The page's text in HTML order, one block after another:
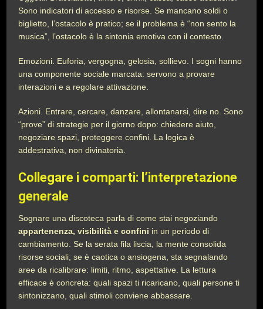
Sono indicatori di accesso e risorse. Se mancano soldi o
biglietto, l’ostacolo è pratico; se il problema è “non sento la
musica”, l’ostacolo è la sintonia emotiva con il contesto.
Emozioni. Euforia, vergogna, gelosia, sollievo. I sogni hanno
una componente sociale marcata: servono a provare
interazioni e a regolare attivazione.
Azioni. Entrare, cercare, danzare, allontanarsi, dire no. Sono
“prove” di strategie per il giorno dopo: chiedere aiuto,
negoziare spazi, proteggere confini. La logica è
addestrativa, non divinatoria.
Collegare i comparti: l’interpretazione
generale
Sognare una discoteca parla di come stai negoziando
appartenenza, visibilità e confini in un periodo di
cambiamento. Se la serata fila liscia, la mente consolida
risorse sociali; se è caotica o ansiogena, sta segnalando
aree da ricalibrare: limiti, ritmo, aspettative. La lettura
efficace è concreta: quali spazi ti ricaricano, quali persone ti
sintonizzano, quali stimoli conviene abbassare.